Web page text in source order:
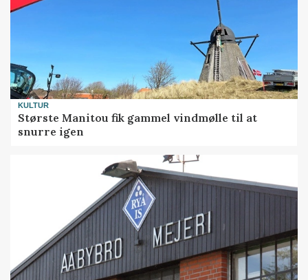
KULTUR
Største Manitou fik gammel vindmølle til at
snurre igen